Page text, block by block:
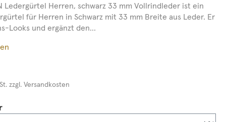
Ledergürtel Herren, schwarz 33 mm Vollrindleder ist ein
für Herren in Schwarz mit 33 mm Breite aus Leder. Er
Looks und ergänzt den...
zzgl. Versandkosten
auswählen